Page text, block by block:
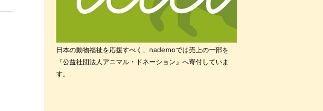
日本の動物福祉を応援すべく、nademoでは売上の一部を
『公益社団法人アニマル・ドネーション』へ寄付していま
す。